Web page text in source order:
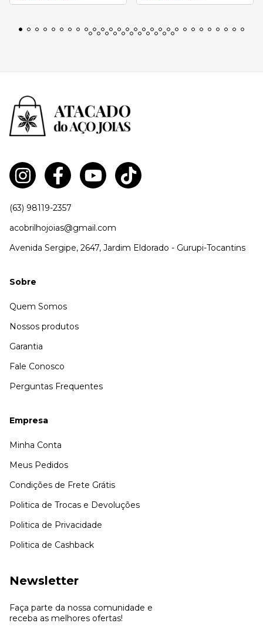
(63) 98119-2357
acobrilhojoias@gmail.com
Avenida Sergipe, 2647, Jardim Eldorado - Gurupi-Tocantins
Sobre
Quem Somos
Nossos produtos
Garantia
Fale Conosco
Perguntas Frequentes
Empresa
Minha Conta
Meus Pedidos
Condições de Frete Grátis
Politica de Trocas e Devoluções
Politica de Privacidade
Politica de Cashback
Newsletter
Faça parte da nossa comunidade e
receba as melhores ofertas!